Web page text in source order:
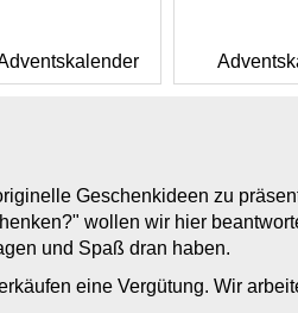
Geschenkideen zu
wollen wir hier
und Spaß dran haben.
eine Vergütung. Wir